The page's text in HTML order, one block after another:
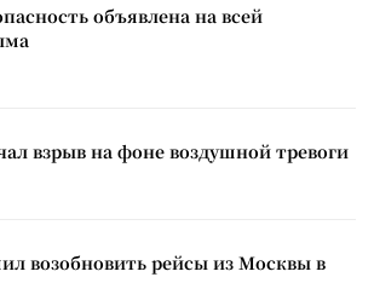
объявлена на всей
взрыв на фоне воздушной тревоги
возобновить рейсы из Москвы в